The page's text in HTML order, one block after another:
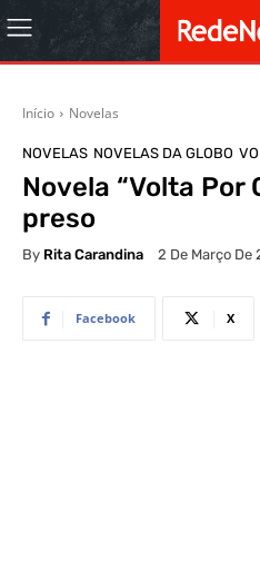
Início Novelas
NOVELAS NOVELAS DA GLOBO
Novela “Volta Por
preso
By Rita Carandina 2 De Março De
Facebook X